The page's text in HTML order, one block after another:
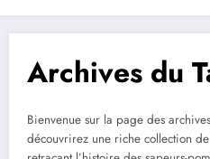
Archives du
Bienvenue sur la page des
découvrirez une riche collection